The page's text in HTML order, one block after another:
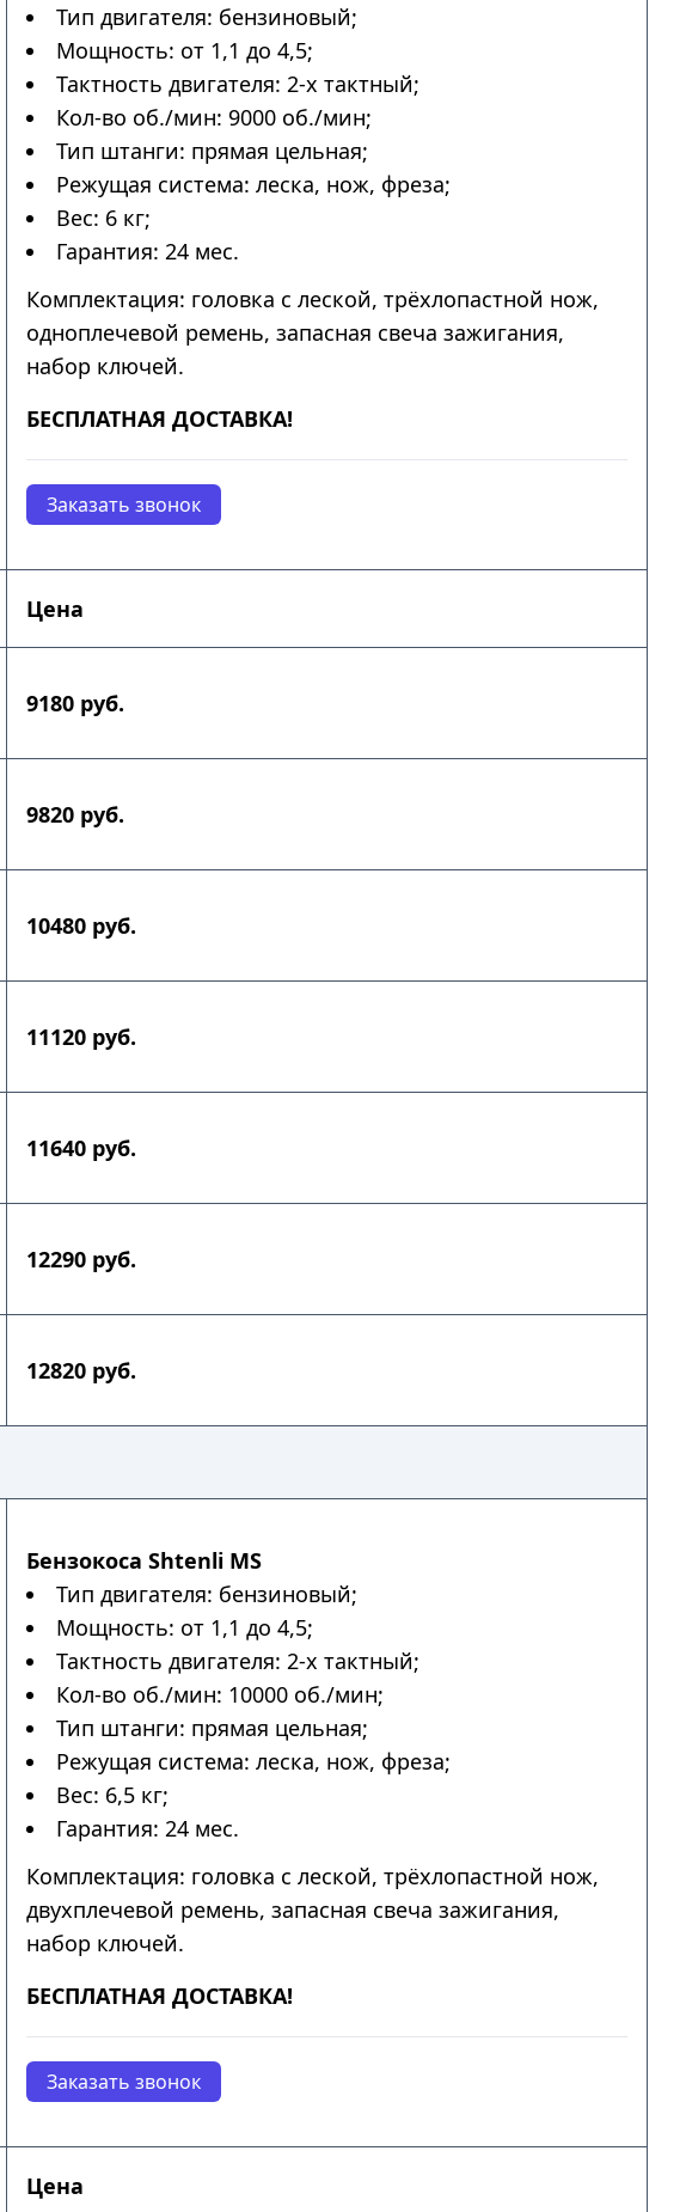
Тип двигателя: бензиновый;
Мощность: от 1,1 до 4,5;
Тактность двигателя: 2-х тактный;
Кол-во об./мин: 9000 об./мин;
Тип штанги: прямая цельная;
Режущая система: леска, нож, фреза;
Вес: 6 кг;
Гарантия: 24 мес.
Комплектация: головка с леской, трёхлопастной нож,
одноплечевой ремень, запасная свеча зажигания,
набор ключей.
БЕСПЛАТНАЯ ДОСТАВКА!
Заказать звонок
Цена
9180 руб.
9820 руб.
10480 руб.
11120 руб.
11640 руб.
12290 руб.
12820 руб.
Бензокоса Shtenli MS
Тип двигателя: бензиновый;
Мощность: от 1,1 до 4,5;
Тактность двигателя: 2-х тактный;
Кол-во об./мин: 10000 об./мин;
Тип штанги: прямая цельная;
Режущая система: леска, нож, фреза;
Вес: 6,5 кг;
Гарантия: 24 мес.
Комплектация: головка с леской, трёхлопастной нож,
двухплечевой ремень, запасная свеча зажигания,
набор ключей.
БЕСПЛАТНАЯ ДОСТАВКА!
Заказать звонок
Цена